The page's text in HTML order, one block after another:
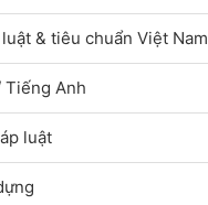
& tiêu chuẩn Việt Nam
Tiếng Anh
luật